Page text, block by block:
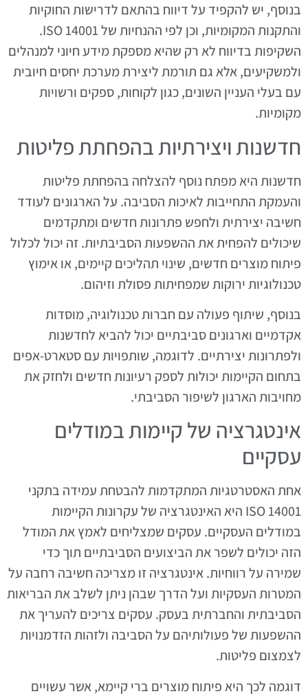
בנוסף, יש להקפיד על דיווח בהתאם לדרישות החוקיות
והתקנות המקומיות, וכן לפי ההנחיות של ISO 14001.
השקיפות בדיווח לא רק שהיא מספקת מידע חיוני למנהלים
ולמשקיעים, אלא גם תורמת ליצירת מערכת יחסים חיובית
עם בעלי העניין השונים, כגון לקוחות, ספקים ורשויות
מקומיות.
חדשנות ויצירתיות בהפחתת פליטות
חדשנות היא מפתח נוסף להצלחה בהפחתת פליטות
והעמקת התחייבות לאיכות הסביבה. על הארגונים לעודד
חשיבה יצירתית ולחפש פתרונות חדשים ומתקדמים
שיכולים להפחית את ההשפעות הסביבתיות. זה יכול לכלול
פיתוח מוצרים חדשים, שינוי תהליכים קיימים, או אימוץ
טכנולוגיות ירוקות שמפחיתות פסולת וזיהום.
בנוסף, שיתוף פעולה עם חברות טכנולוגיה, מוסדות
אקדמיים וארגונים סביבתיים יכול להביא לחדשנות
ולפתרונות יצירתיים. לדוגמה, שותפויות עם סטארט-אפים
בתחום הקיימות יכולות לספק רעיונות חדשים ולחזק את
מחויבות הארגון לשיפור הסביבתי.
אינטגרציה של קיימות במודלים
עסקיים
אחת האסטרטגיות המתקדמות להבטחת עמידה בתקני
ISO 14001 היא האינטגרציה של עקרונות הקיימות
במודלים העסקיים. עסקים שמצליחים לאמץ את המודל
הזה יכולים לשפר את הביצועים הסביבתיים תוך כדי
שמירה על רווחיות. אינטגרציה זו מצריכה חשיבה רחבה על
המטרות העסקיות ועל הדרך שבהן ניתן לשלב את הבריאות
הסביבתית והחברתית בעסק. עסקים צריכים להעריך את
ההשפעות של פעולותיהם על הסביבה ולזהות הזדמנויות
לצמצום פליטות.
דוגמה לכך היא פיתוח מוצרים ברי קיימא, אשר עשויים